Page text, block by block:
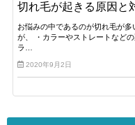
切れ毛が起きる原因と
お悩みの中であるのが切れ毛が
が、 ・カラーやストレートなど
ラ…
2020年9月2日